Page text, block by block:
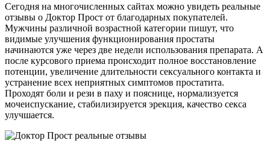
Сегодня на многочисленных сайтах можно увидеть реальные
отзывы о Доктор Прост от благодарных покупателей.
Мужчины различной возрастной категории пишут, что
видимые улучшения функционирования простаты
начинаются уже через две недели использования препарата. А
после курсового приема происходит полное восстановление
потенции, увеличение длительности сексуального контакта и
устранение всех неприятных симптомов простатита.
Проходят боли и рези в паху и пояснице, нормализуется
мочеиспускание, стабилизируется эрекция, качество секса
улучшается.